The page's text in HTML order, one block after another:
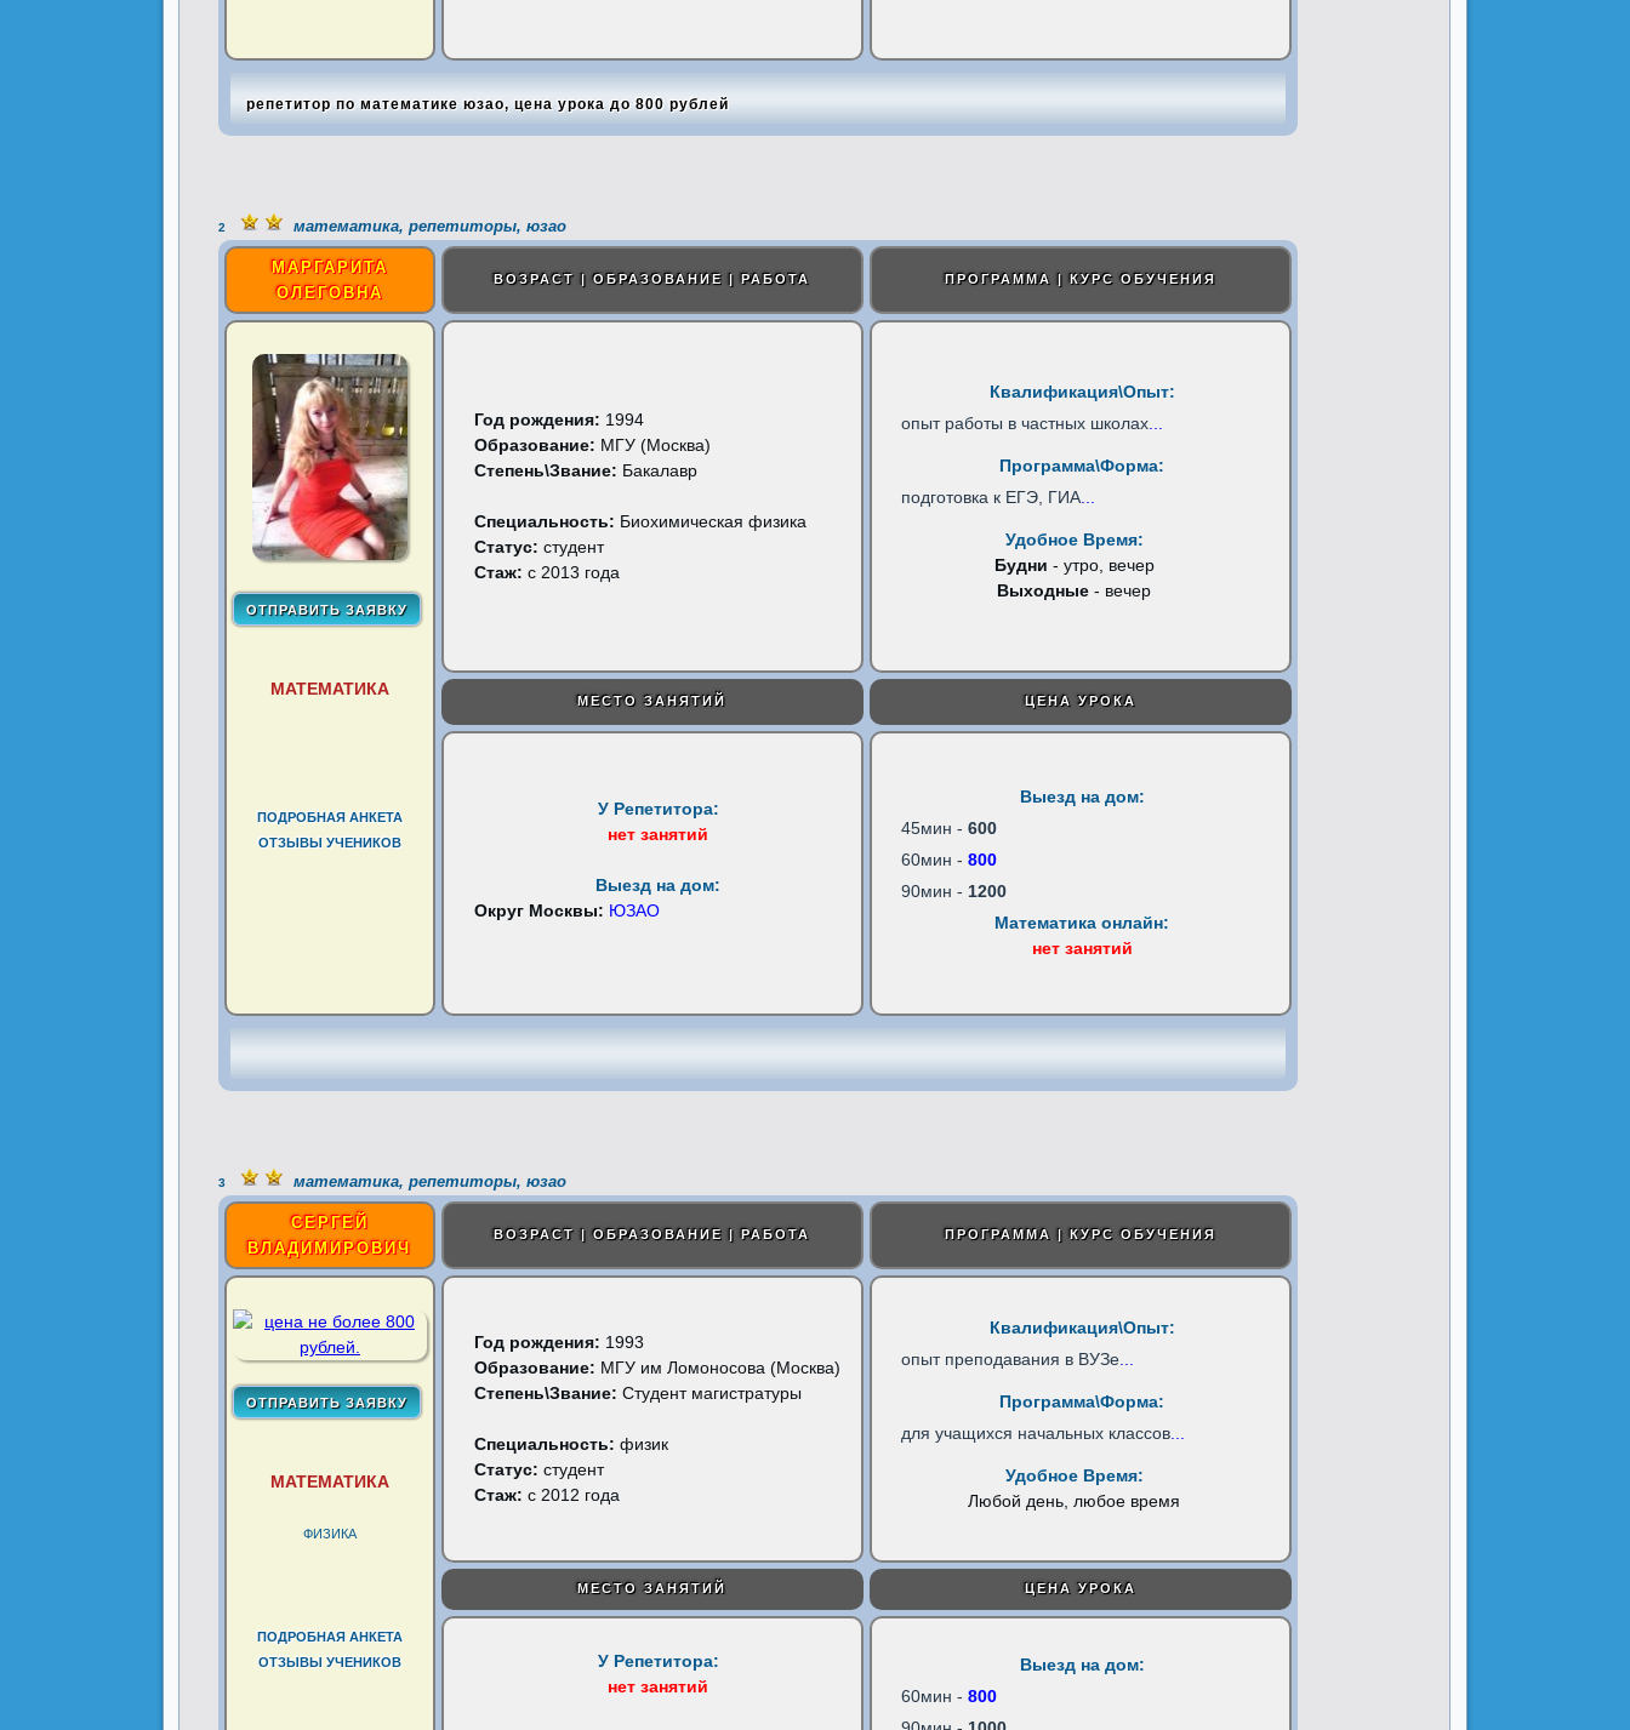
репетитор по математике юзао, цена урока до 800 рублей
2 математика, репетиторы, юзао
МАРГАРИТА
ОЛЕГОВНА
ВОЗРАСТ | ОБРАЗОВАНИЕ | РАБОТА ПРОГРАММА | КУРС ОБУЧЕНИЯ
МАТЕМАТИКА
ПОДРОБНАЯ АНКЕТА
ОТЗЫВЫ УЧЕНИКОВ
Год рождения: 1994
Образование: МГУ (Москва)
Степень\Звание: Бакалавр
Специальность: Биохимическая физика
Статус: студент
Стаж: с 2013 года
Квалификация\Опыт:
опыт работы в частных школах...
Программа\Форма:
подготовка к ЕГЭ, ГИА...
Удобное Время:
Будни - утро, вечер
Выходные - вечер
МЕСТО ЗАНЯТИЙ ЦЕНА УРОКА
У Репетитора:
нет занятий
Выезд на дом:
Округ Москвы: ЮЗАО
Выезд на дом:
45мин - 600
60мин - 800
90мин - 1200
Математика онлайн:
нет занятий
3 математика, репетиторы, юзао
СЕРГЕЙ
ВЛАДИМИРОВИЧ
ВОЗРАСТ | ОБРАЗОВАНИЕ | РАБОТА ПРОГРАММА | КУРС ОБУЧЕНИЯ
МАТЕМАТИКА
ФИЗИКА
ПОДРОБНАЯ АНКЕТА
ОТЗЫВЫ УЧЕНИКОВ
Год рождения: 1993
Образование: МГУ им Ломоносова (Москва)
Степень\Звание: Студент магистратуры
Специальность: физик
Статус: студент
Стаж: с 2012 года
Квалификация\Опыт:
опыт преподавания в ВУЗе...
Программа\Форма:
для учащихся начальных классов...
Удобное Время:
Любой день, любое время
МЕСТО ЗАНЯТИЙ ЦЕНА УРОКА
У Репетитора:
нет занятий
Выезд на дом:
60мин - 800